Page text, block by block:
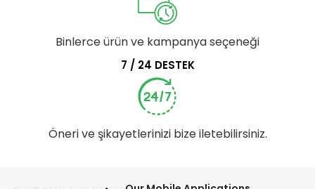
Binlerce ürün ve kampanya seçeneği
7 / 24 DESTEK
Öneri ve şikayetlerinizi bize iletebilirsiniz.